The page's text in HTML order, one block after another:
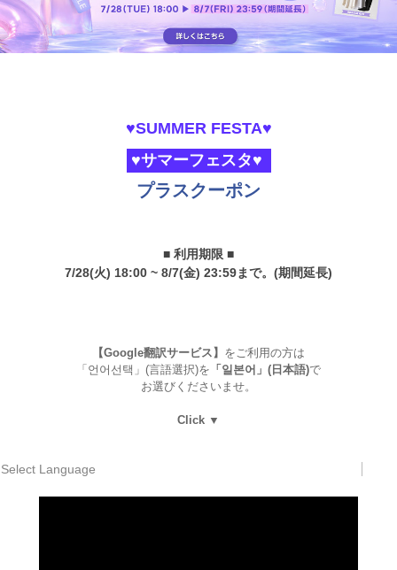
♥SUMMER FESTA♥
♥サマーフェスタ♥
プラスクーポン
■ 利用期限 ■
7/28(火) 18:00 ~ 8/7(金) 23:59まで。(期間延長)
【Google翻訳サービス】 をご利用の方は
「언어선택」(言語選択)を 「일본어」(日本語)で
お選びくださいませ。
Click ▼
Select Language